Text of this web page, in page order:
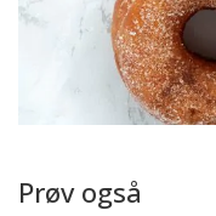
Prøv også